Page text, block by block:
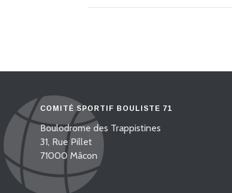
COMITÉ SPORTIF BOULISTE 71
Boulodrome des Trappistines
31, Rue Pillet
71000 Mâcon